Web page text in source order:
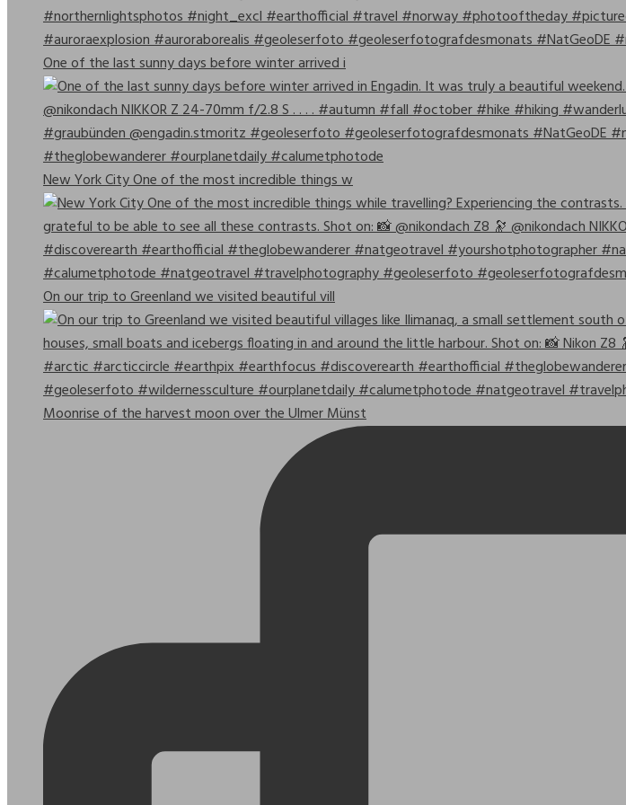
One of the last sunny days before winter arrived i
New York City One of the most incredible things w
On our trip to Greenland we visited beautiful vill
Moonrise of the harvest moon over the Ulmer Münst